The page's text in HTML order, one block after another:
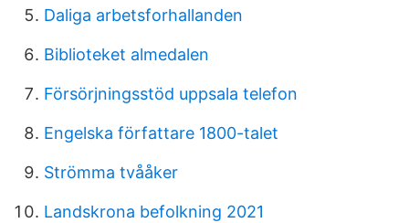
Daliga arbetsforhallanden
Biblioteket almedalen
Försörjningsstöd uppsala telefon
Engelska författare 1800-talet
Strömma tvååker
Landskrona befolkning 2021